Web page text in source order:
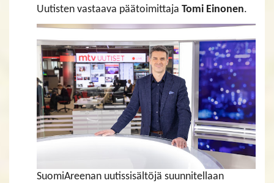
Uutisten vastaava päätoimittaja Tomi Einonen.
SuomiAreenan uutissisältöjä suunnitellaan